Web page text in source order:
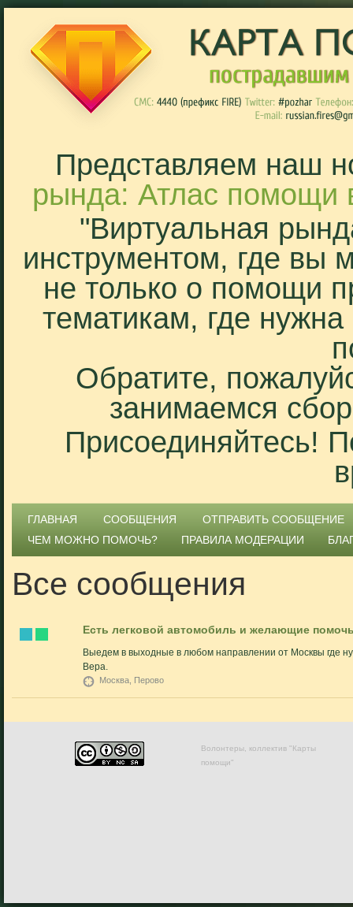
Представляем наш
рында: Атлас помощи
"Виртуальная
инструментом, где вы
не только о помощи
тематикам, где
Обратите,
занимаемся
Присоединяйтесь!
ГЛАВНАЯ СООБЩЕНИЯ
ОТПРАВИТЬ СООБЩЕНИЕ
ЧЕМ МОЖНО ПОМОЧЬ?
ПРАВИЛА МОДЕРАЦИИ
Все сообщения
Есть легковой автомобиль и желающие
Выедем в выходные в любом направлении от Москвы где
Вера.
Москва, Перово
Волонтеры, коллектив "Карты
помощи"